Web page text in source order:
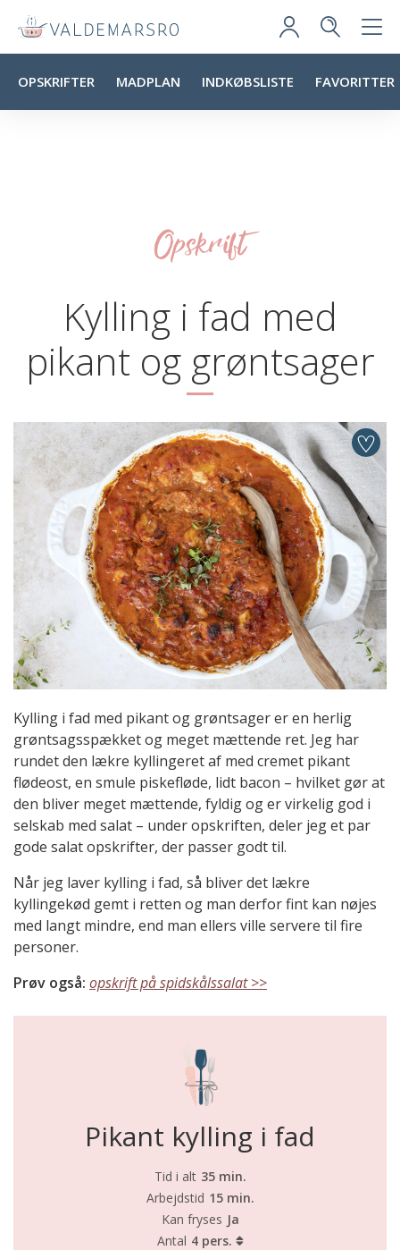
OPSKRIFTER MADPLAN INDKØBSLISTE FAVORITTER
Opskrift
Kylling i fad med
pikant og grøntsager
Kylling i fad med pikant og grøntsager er en herlig
grøntsagsspækket og meget mættende ret. Jeg har
rundet den lækre kyllingeret af med cremet pikant
flødeost, en smule piskefløde, lidt bacon – hvilket gør at
den bliver meget mættende, fyldig og er virkelig god i
selskab med salat – under opskriften, deler jeg et par
gode salat opskrifter, der passer godt til.
Når jeg laver kylling i fad, så bliver det lækre
kyllingekød gemt i retten og man derfor fint kan nøjes
med langt mindre, end man ellers ville servere til fire
personer.
Prøv også: opskrift på spidskålssalat >>
Pikant kylling i fad
Tid i alt 35 min.
Arbejdstid 15 min.
Kan fryses Ja
Antal 4 pers.